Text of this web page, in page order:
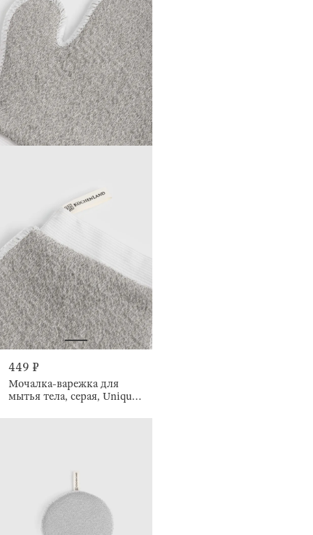
449 ₽
Мочалка-варежка для
мытья тела, серая, Unique